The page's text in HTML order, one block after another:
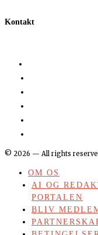
Kontakt
© 2026 — All rights
OM OS
AI OG
PORTALEN
BLIV